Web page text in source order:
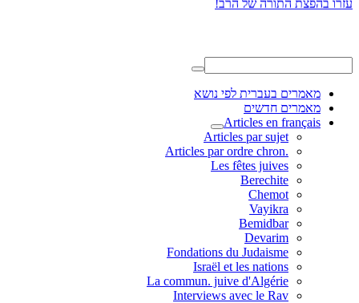
מאמרים בעברית לפי נושא
מאמרים חדשים
Articles en français
Articles par sujet
.Articles par ordre chron
Les fêtes juives
Berechite
Chemot
Vayikra
Bemidbar
Devarim
Fondations du Judaisme
Israël et les nations
La commun. juive d'Algérie
Interviews avec le Rav